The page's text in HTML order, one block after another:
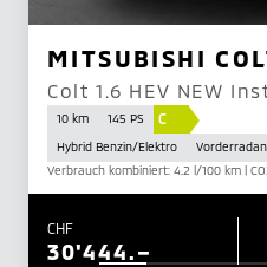
MITSUBISHI
Colt 1.6 HEV NEW
10 km 145 PS C
Hybrid Benzin/Elektro
Verbrauch kombiniert: 4.2 l/100 km |
CHF
30'444.–